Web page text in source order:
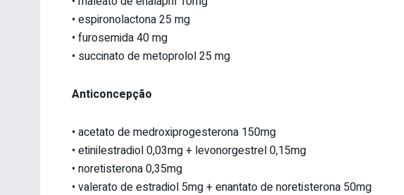
• espironolactona 25 mg
• furosemida 40 mg
• succinato de metoprolol 25 mg
Anticoncepção
• acetato de medroxiprogesterona 150mg
• etinilestradiol 0,03mg + levonorgestrel 0,15mg
• noretisterona 0,35mg
• valerato de estradiol 5mg + enantato de noretisterona 50mg